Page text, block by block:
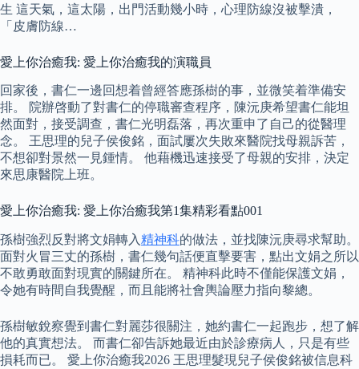
生 這天氣，這太陽，出門活動幾小時，心理防線沒被擊潰，
「皮膚防線…
愛上你治癒我: 愛上你治癒我的演職員
回家後，書仁一邊回想着曾經答應孫樹的事，並微笑着準備安
排。 院辦啓動了對書仁的停職審查程序，陳沅庚希望書仁能坦
然面對，接受調查，書仁光明磊落，再次重申了自己的從醫理
念。 王思理的兒子侯俊銘，面試屢次失敗來醫院找母親訴苦，
不想卻對景然一見鍾情。 他藉機迅速接受了母親的安排，決定
來思康醫院上班。
愛上你治癒我: 愛上你治癒我第1集精彩看點001
孫樹強烈反對將文娟轉入精神科的做法，並找陳沅庚尋求幫助。
面對火冒三丈的孫樹，書仁幾句話便直擊要害，點出文娟之所以
不敢勇敢面對現實的關鍵所在。 精神科此時不僅能保護文娟，
令她有時間自我覺醒，而且能將社會輿論壓力指向黎總。
孫樹敏銳察覺到書仁對麗莎很關注，她約書仁一起跑步，想了解
他的真實想法。 而書仁卻告訴她最近由於診療病人，只是有些
損耗而已。 愛上你治癒我2026 王思理髮現兒子侯俊銘被信息科